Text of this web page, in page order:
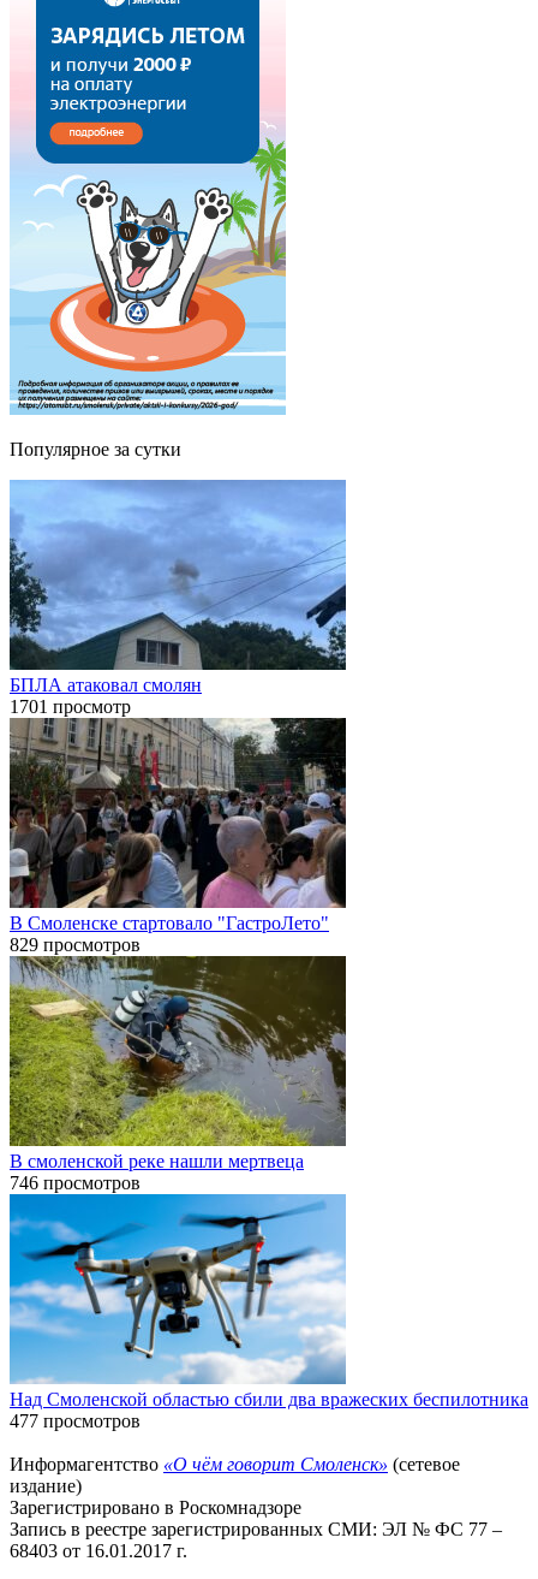
Популярное за сутки
БПЛА атаковал смолян
1701 просмотр
В Смоленске стартовало "ГастроЛето"
829 просмотров
В смоленской реке нашли мертвеца
746 просмотров
Над Смоленской областью сбили два вражеских беспилотника
477 просмотров
Информагентство «О чём говорит Смоленск» (сетевое
издание)
Зарегистрировано в Роскомнадзоре
Запись в реестре зарегистрированных СМИ: ЭЛ № ФС 77 –
68403 от 16.01.2017 г.